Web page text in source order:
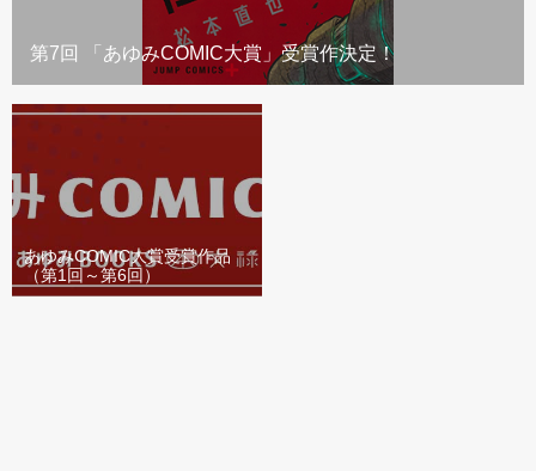
第7回 「あゆみCOMIC大賞」受賞作決定！
あゆみCOMIC大賞受賞作品
（第1回～第6回）